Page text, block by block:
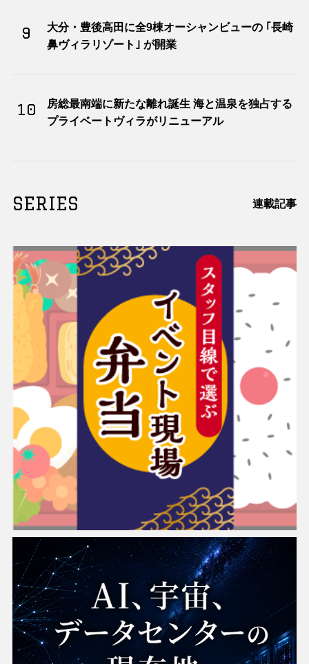
9
大分・豊後高田に全9棟オーシャンビューの ｢長崎
鼻ヴィラリゾート｣ が開業
10
房総最南端に新たな離れ誕生 海と温泉を独占する
プライベートヴィラがリニューアル
SERIES 連載記事